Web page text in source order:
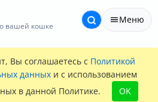
вашей кошке
Меню
Вы соглашаетесь с Политикой
данных и с использованием
в данной Политике.
OK